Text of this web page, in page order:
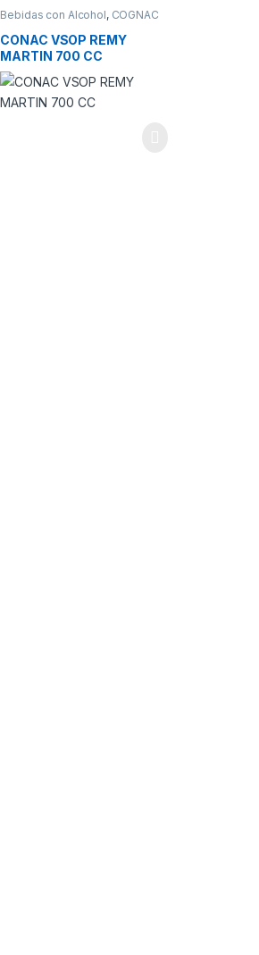
Bebidas con Alcohol, COGNAC
CONAC VSOP REMY
MARTIN 700 CC